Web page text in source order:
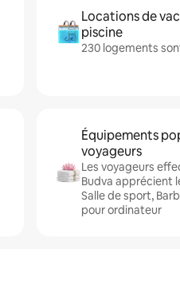
Locations de
piscine
230 logements
Équipements
voyageurs
Les voyageurs
Budva apprécient
Salle de sport,
pour ordinateur